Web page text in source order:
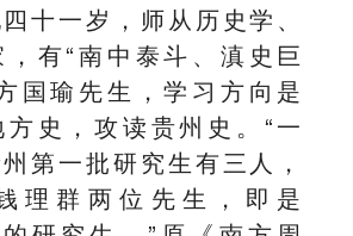
十一岁，师从历史学、
有“南中泰斗、滇史巨
国瑜先生，学习方向是
史，攻读贵州史。“一
第一批研究生有三人，
理群两位先生，即是